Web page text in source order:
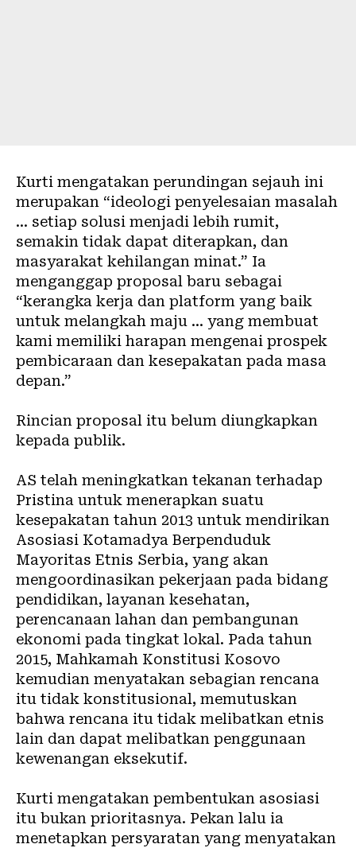
Kurti mengatakan perundingan sejauh ini
merupakan “ideologi penyelesaian masalah
… setiap solusi menjadi lebih rumit,
semakin tidak dapat diterapkan, dan
masyarakat kehilangan minat.” Ia
menganggap proposal baru sebagai
“kerangka kerja dan platform yang baik
untuk melangkah maju … yang membuat
kami memiliki harapan mengenai prospek
pembicaraan dan kesepakatan pada masa
depan.”
Rincian proposal itu belum diungkapkan
kepada publik.
AS telah meningkatkan tekanan terhadap
Pristina untuk menerapkan suatu
kesepakatan tahun 2013 untuk mendirikan
Asosiasi Kotamadya Berpenduduk
Mayoritas Etnis Serbia, yang akan
mengoordinasikan pekerjaan pada bidang
pendidikan, layanan kesehatan,
perencanaan lahan dan pembangunan
ekonomi pada tingkat lokal. Pada tahun
2015, Mahkamah Konstitusi Kosovo
kemudian menyatakan sebagian rencana
itu tidak konstitusional, memutuskan
bahwa rencana itu tidak melibatkan etnis
lain dan dapat melibatkan penggunaan
kewenangan eksekutif.
Kurti mengatakan pembentukan asosiasi
itu bukan prioritasnya. Pekan lalu ia
menetapkan persyaratan yang menyatakan